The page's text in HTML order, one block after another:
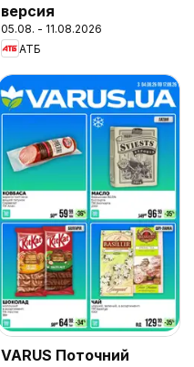
версия
05.08. - 11.08.2026
АТБ
VARUS Поточний